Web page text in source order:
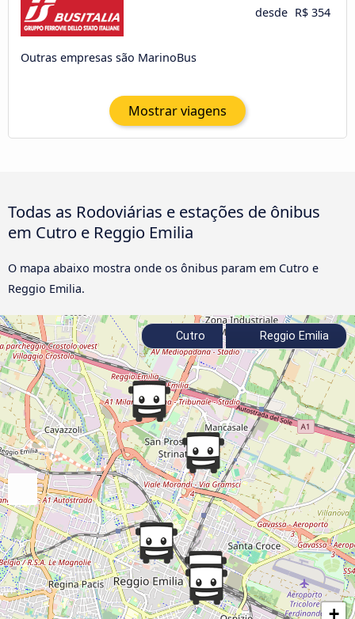
desde R$ 354
Outras empresas são MarinoBus
Mostrar viagens
Todas as Rodoviárias e estações de ônibus
em Cutro e Reggio Emilia
O mapa abaixo mostra onde os ônibus param em Cutro e
Reggio Emilia.
+
Cutro Reggio Emilia